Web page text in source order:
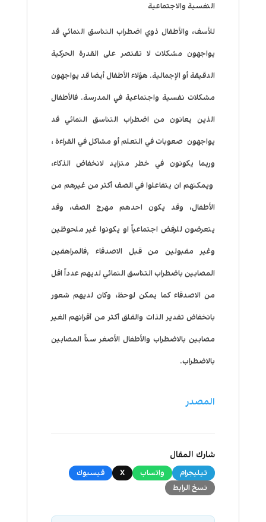
النفسية والاجتماعية
للأسف، والأطفال ذوي اضطراب التناسق النمائي قد
يواجهون مشكلات لا تقتصر على القدرة الحركية
الدقيقة أو الإجمالية. هؤلاء الأطفال أيضا قد يواجهون
مشكلات نفسية واجتماعية في المدرسة. فالأطفال
الذين يعانون من اضطراب التناسق النمائي قد
يواجهون صعوبات في التعلم أو مشاكل في القراءة ،
وربما يكونون في خطر متزايد لانخفاض الذكاء،
ويمكنهم ان يتفاعلوا في الصف أكثر من غيرهم من
الأطفال، وقد يكون احدهم مهرج الصف، وقد
يتعرضون للرفض اجتماعياً او يكونوا غير ملحوظين
وغير مقبولين من قبل الاصدقاء ,فالمراهقين
المصابين باضطراب التناسق النمائي لديهم عدداً اقل
من الاصدقاء كما يمكن لوحظ، وكان لديهم شعور
بانخفاض تقدير الذات والقلق أكثر من أقرانهم الغير
مصابين بالاضطراب والأطفال الأصغر سناً المصابين
بالاضطراب.
المصدر
شارك المقال
تيليجرام واتساب X
فيسبوك
نسخ الرابط